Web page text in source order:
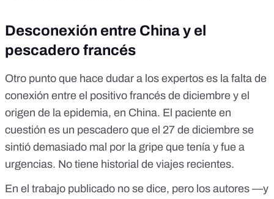
Desconexión entre China y el
pescadero francés
Otro punto que hace dudar a los expertos es la falta de
conexión entre el positivo francés de diciembre y el
origen de la epidemia, en China. El paciente en
cuestión es un pescadero que el 27 de diciembre se
sintió demasiado mal por la gripe que tenía y fue a
urgencias. No tiene historial de viajes recientes.
En el trabajo publicado no se dice, pero los autores —y